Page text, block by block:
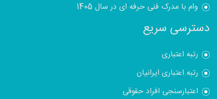
وام با مدرک فنی حرفه ای در سال 1405
دسترسی سریع
رتبه اعتباری
رتبه اعتباری ایرانیان
اعتبارسنجی افراد حقوقی